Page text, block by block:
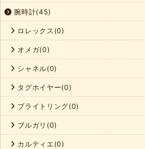
腕時計(45)
ロレックス(0)
オメガ(0)
シャネル(0)
タグホイヤー(0)
ブライトリング(0)
ブルガリ(0)
カルティエ(0)